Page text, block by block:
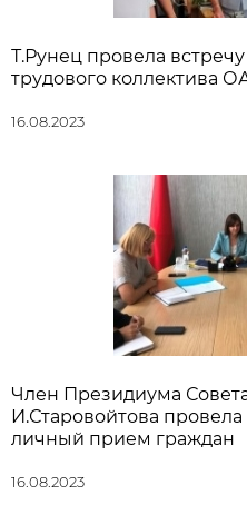
Т.Рунец провела
трудового коллектива
16.08.2023
Член Президиума
И.Старовойтова
личный прием граждан
16.08.2023